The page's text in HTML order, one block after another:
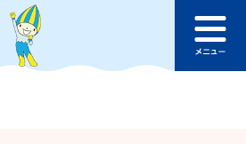
このページの本文へ
ュ